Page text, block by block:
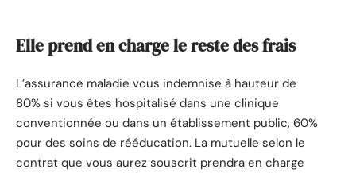
Elle prend en charge le reste des frais
L’assurance maladie vous indemnise à hauteur de
80% si vous êtes hospitalisé dans une clinique
conventionnée ou dans un établissement public, 60%
pour des soins de rééducation. La mutuelle selon le
contrat que vous aurez souscrit prendra en charge